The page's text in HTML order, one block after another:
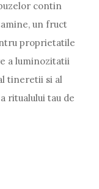
contin
un fruct
proprietatile
a luminozitatii
tineretii si al
ritualului tau de